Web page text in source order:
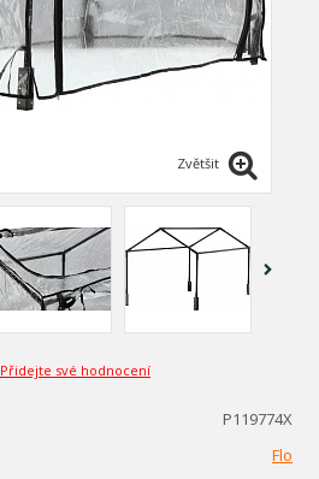
Zvětšit
Přidejte své hodnocení
P119774X
Flo